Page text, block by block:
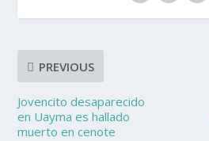
PREVIOUS
Jovencito desaparecido
en Uayma es hallado
muerto en cenote